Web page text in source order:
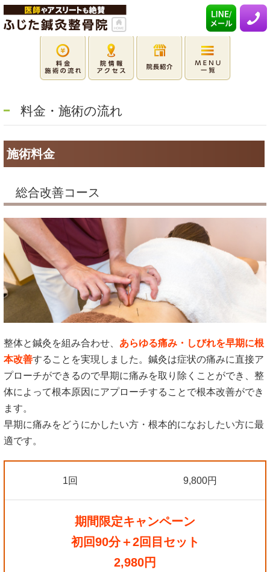
料金・施術の流れ
施術料金
総合改善コース
整体と鍼灸を組み合わせ、 あらゆる痛み・しびれを早期に根
本改善することを実現しました。鍼灸は症状の痛みに直接ア
プローチができるので早期に痛みを取り除くことができ、整
体によって根本原因にアプローチすることで根本改善ができ
ます。
早期に痛みをどうにかしたい方・根本的になおしたい方に最
適です。
1回 9,800円
期間限定キャンペーン
初回90分＋2回目セット
2,980円